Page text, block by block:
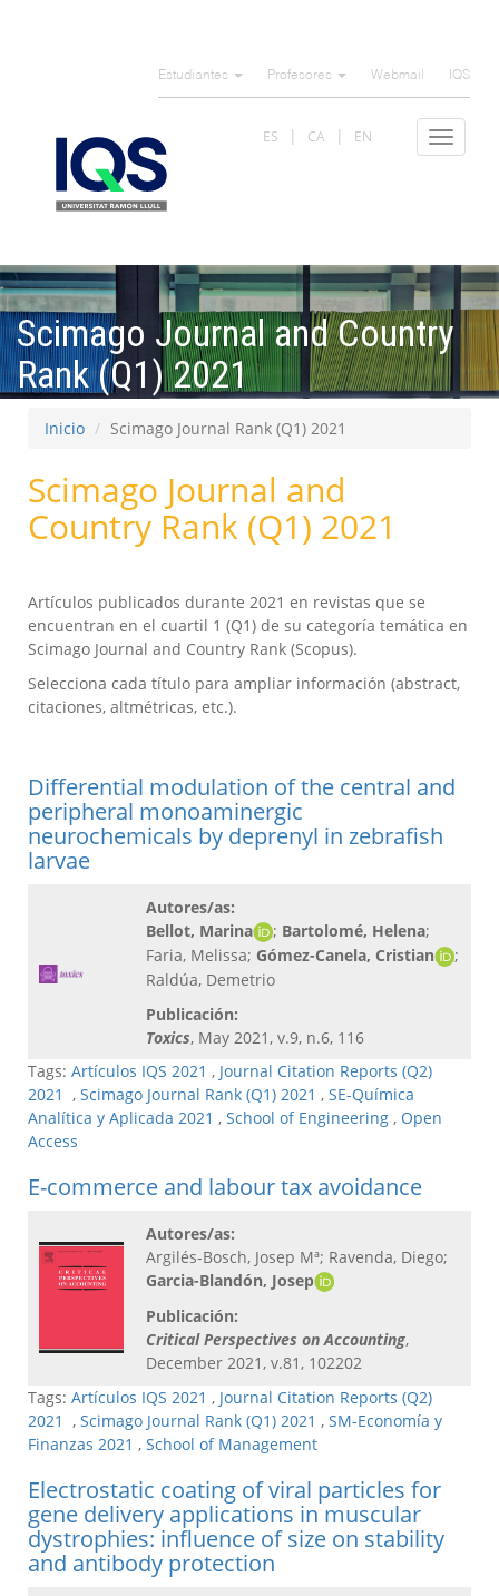
Estudiantes Profesores Webmail IQS
Toggle
ES CA EN
Scimago Journal and Country
Rank (Q1) 2021
Inicio Scimago Journal Rank (Q1) 2021
Scimago Journal and
Country Rank (Q1) 2021
Artículos publicados durante 2021 en revistas que se
encuentran en el cuartil 1 (Q1) de su categoría temática en
Scimago Journal and Country Rank (Scopus).
Selecciona cada título para ampliar información (abstract,
citaciones, altmétricas, etc.).
Differential modulation of the central and
peripheral monoaminergic
neurochemicals by deprenyl in zebrafish
larvae
Autores/as:
Bellot, Marina
; Bartolomé, Helena;
Faria, Melissa; Gómez-Canela, Cristian
;
Raldúa, Demetrio
Publicación:
Toxics, May 2021, v.9, n.6, 116
Tags: Artículos IQS 2021 , Journal Citation Reports (Q2)
2021 , Scimago Journal Rank (Q1) 2021 , SE-Química
Analítica y Aplicada 2021 , School of Engineering , Open
Access
E-commerce and labour tax avoidance
Autores/as:
Argilés-Bosch, Josep Mª; Ravenda, Diego;
Garcia-Blandón, Josep
Publicación:
Critical Perspectives on Accounting,
December 2021, v.81, 102202
Tags: Artículos IQS 2021 , Journal Citation Reports (Q2)
2021 , Scimago Journal Rank (Q1) 2021 , SM-Economía y
Finanzas 2021 , School of Management
Electrostatic coating of viral particles for
gene delivery applications in muscular
dystrophies: influence of size on stability
and antibody protection